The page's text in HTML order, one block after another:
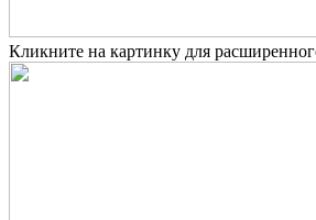
Кликните на картинку для